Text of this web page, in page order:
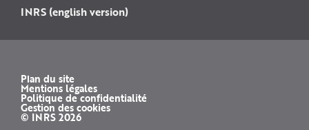
INRS (english version)
Plan du site
Mentions légales
Politique de confidentialité
Gestion des cookies
© INRS 2026